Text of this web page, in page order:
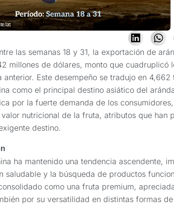
las semanas 18 y 31, la exportación de
millones de dólares, monto que cuadruplicó
Este desempeño se tradujo en 4,662
como el principal destino asiático del
por la fuerte demanda de los
nutricional de la fruta, atributos que han
destino.
ha mantenido una tendencia ascendente,
saludable y la búsqueda de productos
como una fruta premium,
por su versatilidad en distintas formas